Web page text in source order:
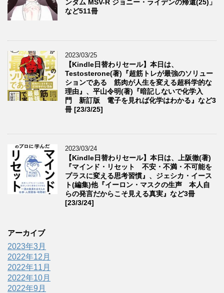
ンダム MSV-R ジョニー・ライデンの帰還(25)」
など511冊
2023/03/25
【Kindle日替わりセール】本日は、
Testosterone(著)『超筋トレが最強のソリュー
ションである 筋肉が人生を変える超科学的な
理由』、平山令明(著)『暗記しないで化学入
門 新訂版 電子を見れば化学はわかる』など3
冊 [23/3/25]
2023/03/24
【Kindle日替わりセール】本日は、上阪徹(著)
『マインド・リセット 不安・不満・不可能を
プラスに変える思考習慣』、ジェシカ・イース
ト(編集)他『イーロン・マスクの生声 本人自
らの発言だからこそ見える真実』など3冊
[23/3/24]
アーカイブ
2023年3月
2022年12月
2022年11月
2022年10月
2022年9月